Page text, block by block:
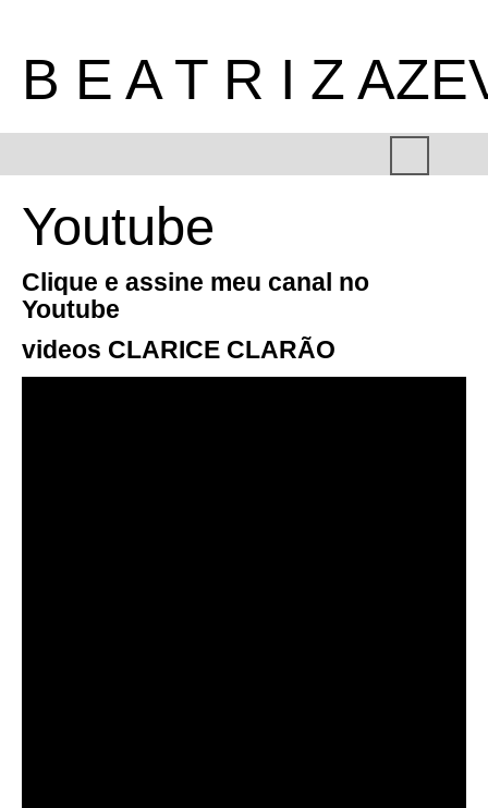
B E A T R I Z
Youtube
Clique e assine meu canal no
Youtube
videos CLARICE CLARÃO